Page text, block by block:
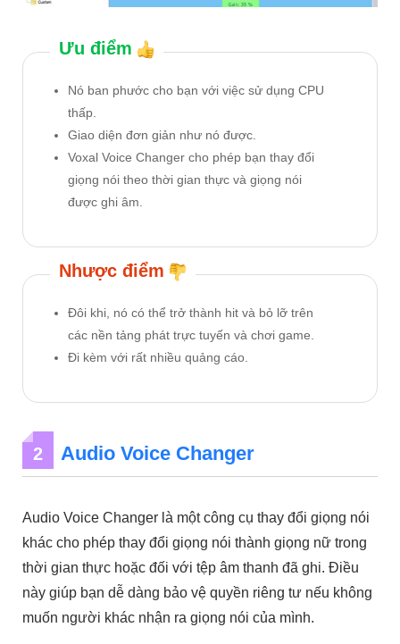
Ưu điểm
Nó ban phước cho bạn với việc sử dụng CPU
thấp.
Giao diện đơn giản như nó được.
Voxal Voice Changer cho phép bạn thay đổi
giọng nói theo thời gian thực và giọng nói
được ghi âm.
Nhược điểm
Đôi khi, nó có thể trở thành hit và bỏ lỡ trên
các nền tảng phát trực tuyến và chơi game.
Đi kèm với rất nhiều quảng cáo.
2 Audio Voice Changer
Audio Voice Changer là một công cụ thay đổi giọng nói
khác cho phép thay đổi giọng nói thành giọng nữ trong
thời gian thực hoặc đối với tệp âm thanh đã ghi. Điều
này giúp bạn dễ dàng bảo vệ quyền riêng tư nếu không
muốn người khác nhận ra giọng nói của mình.